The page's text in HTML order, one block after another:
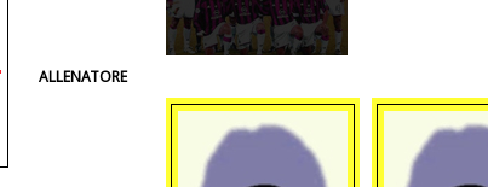
ALLENATORE